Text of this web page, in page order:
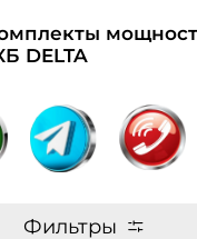
DELTA
Фильтры